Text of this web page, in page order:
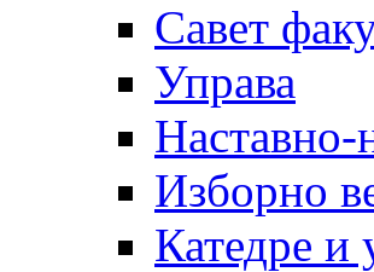
Савет
Управа
Наставно-
Изборно
Катедре и